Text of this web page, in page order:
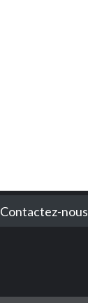
Contactez-nous